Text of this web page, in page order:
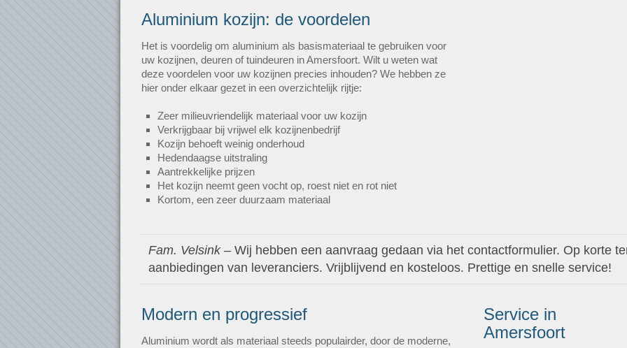
Aluminium kozijn: de voordelen
Het is voordelig om aluminium als basismateriaal te gebruiken voor
uw kozijnen, deuren of tuindeuren in Amersfoort. Wilt u weten wat
deze voordelen voor uw kozijnen precies inhouden? We hebben ze
hier onder elkaar gezet in een overzichtelijk rijtje:
Zeer milieuvriendelijk materiaal voor uw kozijn
Verkrijgbaar bij vrijwel elk kozijnenbedrijf
Kozijn behoeft weinig onderhoud
Hedendaagse uitstraling
Aantrekkelijke prijzen
Het kozijn neemt geen vocht op, roest niet en rot niet
Kortom, een zeer duurzaam materiaal
Fam. Velsink– Wij hebben een aanvraag gedaan via het contactformulier. Op korte
aanbiedingen van leveranciers. Vrijblijvend en kosteloos. Prettige en snelle service!
Modern en progressief
Aluminium wordt als materiaal steeds populairder, door de moderne,
Service in
Amersfoort